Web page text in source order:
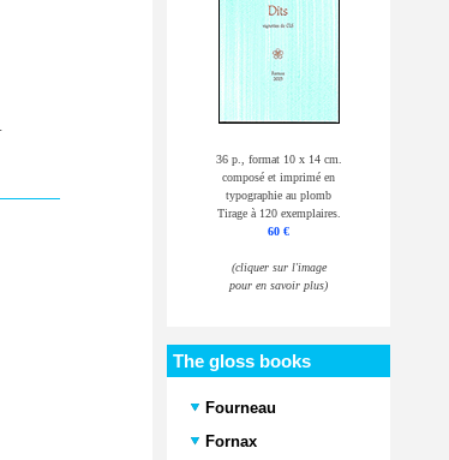
36 p., format 10 x 14 cm.
composé et imprimé en
typographie au plomb
Tirage à 120 exemplaires.
60 €
(cliquer sur l'image
pour en savoir plus)
The gloss books
Fourneau
Fornax